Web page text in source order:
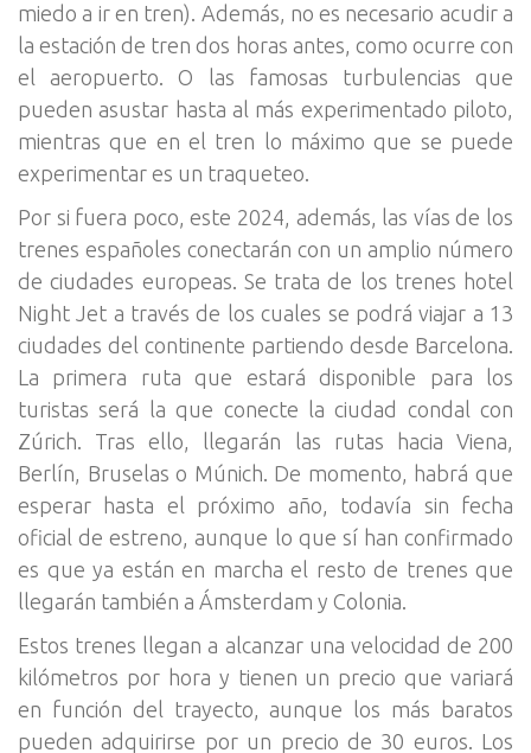
miedo a ir en tren). Además, no es necesario acudir a
la estación de tren dos horas antes, como ocurre con
el aeropuerto. O las famosas turbulencias que
pueden asustar hasta al más experimentado piloto,
mientras que en el tren lo máximo que se puede
experimentar es un traqueteo.
Por si fuera poco, este 2024, además, las vías de los
trenes españoles conectarán con un amplio número
de ciudades europeas. Se trata de los trenes hotel
Night Jet a través de los cuales se podrá viajar a 13
ciudades del continente partiendo desde Barcelona.
La primera ruta que estará disponible para los
turistas será la que conecte la ciudad condal con
Zúrich. Tras ello, llegarán las rutas hacia Viena,
Berlín, Bruselas o Múnich. De momento, habrá que
esperar hasta el próximo año, todavía sin fecha
oficial de estreno, aunque lo que sí han confirmado
es que ya están en marcha el resto de trenes que
llegarán también a Ámsterdam y Colonia.
Estos trenes llegan a alcanzar una velocidad de 200
kilómetros por hora y tienen un precio que variará
en función del trayecto, aunque los más baratos
pueden adquirirse por un precio de 30 euros. Los